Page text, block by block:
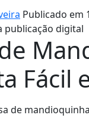
Publicado em
publicação digital
Fácil
de